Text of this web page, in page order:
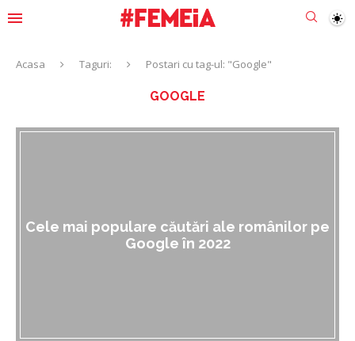
Acasa Taguri: Postari cu tag-ul: "Google"
GOOGLE
Cele mai populare căutări ale românilor pe
Google în 2022